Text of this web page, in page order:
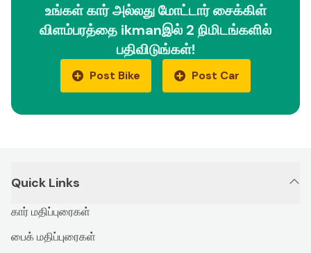
உங்கள் கார் அல்லது மோட்டார் சைக்கிள்
விளம்பரத்தை ikmanஇல் 2 நிமிடங்களில்
பதிவிடுங்கள்!
Post Bike Post Car
Quick Links
கார் மதிப்புரைகள்
பைக் மதிப்புரைகள்